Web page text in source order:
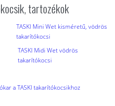
tartozékok
TASKI Mini Wet kisméretű, vödrös
takarítókocsi
TASKI Midi Wet vödrös
takarítókocsi
a TASKI takarítókocsikhoz